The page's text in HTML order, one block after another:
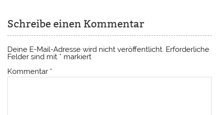
Schreibe einen Kommentar
Deine E-Mail-Adresse wird nicht veröffentlicht. Erforderliche
Felder sind mit * markiert
Kommentar *